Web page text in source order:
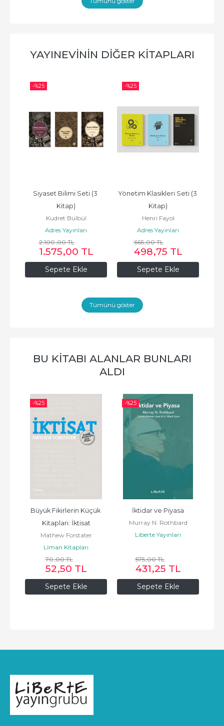
YAYINEVININ DIĞER KITAPLARI
-%25
Sepete Ekle
Siyaset Bilimi Seti (3
Kitap)
Kudret Bülbül
Adres Yayınları
2.100,00TL
1.575,00 TL
-%25
Sepete Ekle
Yönetim Klasikleri Seti (3
Kitap)
Henri Fayol
Adres Yayınları
665,00TL
498,75 TL
Tümünü göster
BU KITABI ALANLAR BUNLARI
ALDI
-%25
Sepete Ekle
Büyük Fikirlerin Küçük
Kitapları: İktisat
Mathew Forstater
Liman Kitapları
70,00TL
52,50 TL
-%25
Sepete Ekle
İktidar ve Piyasa
Murray N. Rothbard
Liberte Yayınları
575,00TL
431,25 TL